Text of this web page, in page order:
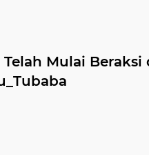
Mulai Beraksi